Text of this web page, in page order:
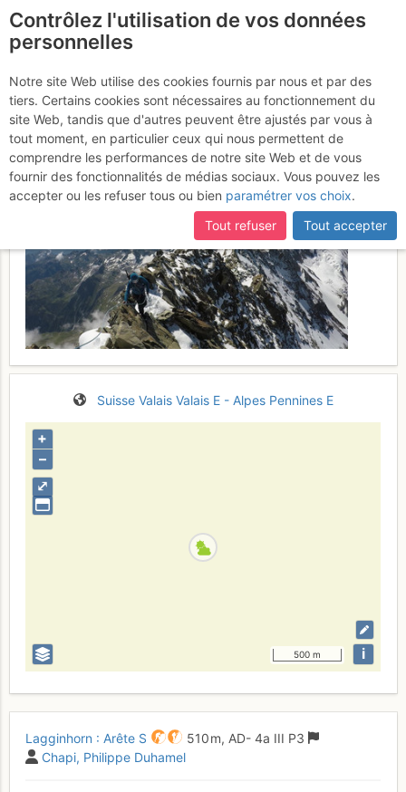
Lagginhorn : Arête S
Lundi
3 juillet 2017
Suisse Valais Valais E - Alpes Pennines E
⤢
+
–
500 m i
Lagginhorn : Arête S 510 m, AD- 4a III P3
Chapi Philippe Duhamel
Contrôlez l'utilisation de vos données
personnelles
Notre site Web utilise des cookies fournis par nous et par des
tiers. Certains cookies sont nécessaires au fonctionnement du
site Web, tandis que d'autres peuvent être ajustés par vous à
tout moment, en particulier ceux qui nous permettent de
comprendre les performances de notre site Web et de vous
fournir des fonctionnalités de médias sociaux. Vous pouvez les
accepter ou les refuser tous ou bien paramétrer vos choix.
Tout refuser
Tout accepter